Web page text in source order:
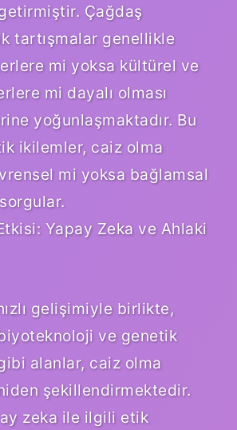
Çağdaş
tartışmalar genellikle
mi yoksa kültürel ve
mi dayalı olması
yoğunlaşmaktadır. Bu
ikilemler, caiz olma
mi yoksa bağlamsal
Yapay Zeka ve Ahlaki
gelişimiyle birlikte,
ve genetik
alanlar, caiz olma
şekillendirmektedir.
zeka ile ilgili etik